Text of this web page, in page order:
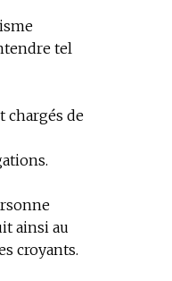
tel
chargés de
ainsi au
croyants.